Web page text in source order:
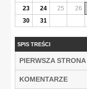
23
24 25 26
30
31
SPIS TREŚCI
PIERWSZA STRONA
KOMENTARZE